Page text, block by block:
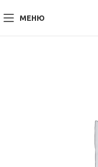
МЕНЮ